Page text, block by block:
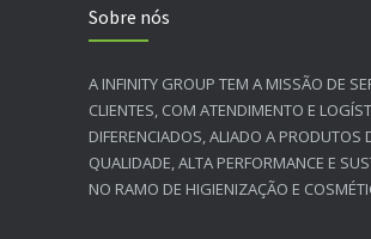
Sobre nós
A INFINITY GROUP TEM A MISSÃO DE
CLIENTES, COM ATENDIMENTO E
DIFERENCIADOS, ALIADO A PRODUTOS
QUALIDADE, ALTA PERFORMANCE E
NO RAMO DE HIGIENIZAÇÃO E